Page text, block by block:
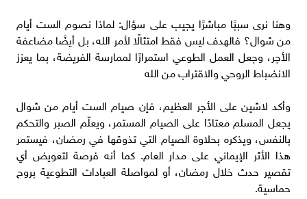
وهنا نرى سببًا مباشرًا يجيب على سؤال: لماذا نصوم الست أيام
من شوال؟ فالهدف ليس فقط امتثالًا لأمر الله، بل أيضًا مضاعفة
الأجر، وجعل العمل الطوعي استمرارًا لممارسة الفريضة، بما يعزز
الانضباط الروحي والاقتراب من الله
وأكد لاشين على الأجر العظيم، فإن صيام الست أيام من شوال
يجعل المسلم معتادًا على الصيام المستمر، ويعلّم الصبر والتحكم
بالنفس، ويذكره بحلاوة الصيام التي تذوقها في رمضان، فيستمر
هذا الأثر الإيماني على مدار العام. كما أنه فرصة لتعويض أي
تقصير حدث خلال رمضان، أو لمواصلة العبادات التطوعية بروح
حماسية.